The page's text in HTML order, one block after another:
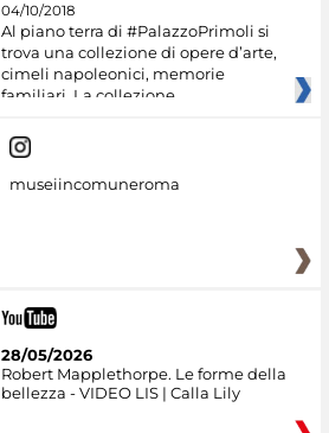
04/10/2018
Al piano terra di #PalazzoPrimoli si
trova una collezione di opere d’arte,
cimeli napoleonici, memorie
familiari. La collezione
museiincomuneroma
28/05/2026
Robert Mapplethorpe. Le forme della
bellezza - VIDEO LIS | Calla Lily